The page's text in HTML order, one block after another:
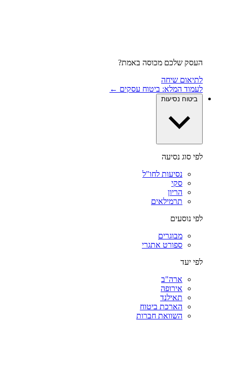
העסק שלכם מכוסה באמת?
לתיאום שיחה
לעמוד המלא: ביטוח עסקים ←
ביטוח נסיעות
לפי סוג נסיעה
נסיעות לחו"ל
סקי
הריון
תרמילאים
לפי נוסעים
מבוגרים
ספורט אתגרי
לפי יעד
ארה"ב
אירופה
תאילנד
הארכת ביטוח
השוואת חברות